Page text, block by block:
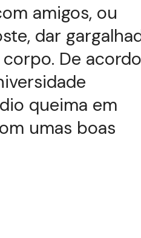
amigos, ou
dar
De acordo
queima em
umas boas